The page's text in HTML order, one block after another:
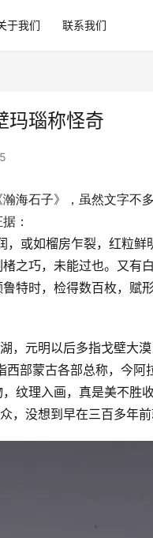
于我们 联系我们
玛瑙称怪奇
海石子》，虽然文字不
：
或如榴房乍裂，红粒鲜
之巧，未能过也。又有
特时，检得数百枚，赋
，元明以后多指戈壁大
部蒙古各部总称，今
纹理入画，真是美不胜
，没想到早在三百多年前